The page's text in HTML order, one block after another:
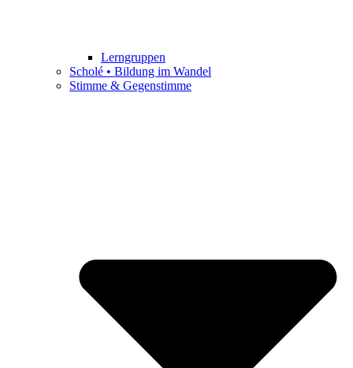
Lerngruppen
Scholé • Bildung im Wandel
Stimme & Gegenstimme